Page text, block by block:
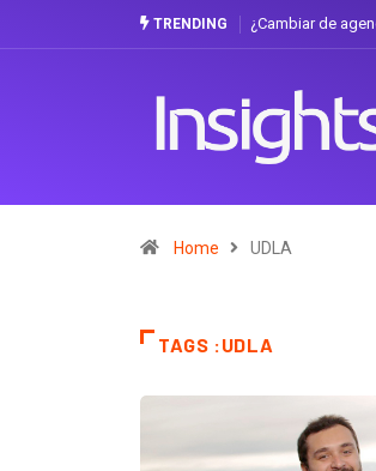
TRENDING ¿Cambiar de
Home UDLA
TAGS :UDLA